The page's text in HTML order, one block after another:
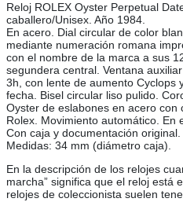
Reloj ROLEX Oyster Perpetual
caballero/Unisex. Año 1984.
En acero. Dial circular de color
mediante numeración romana
con el nombre de la marca a sus
segundera central. Ventana
3h, con lente de aumento Cyclops
fecha. Bisel circular liso pulido.
Oyster de eslabones en acero
Rolex. Movimiento automático. En
Con caja y documentación original.
Medidas: 34 mm (diámetro caja).
En la descripción de los relojes
marcha” significa que el reloj está
relojes de coleccionista suelen